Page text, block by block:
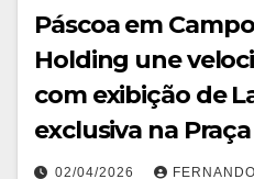
Páscoa em
Holding une
com exibição de
exclusiva na
02/04/2026